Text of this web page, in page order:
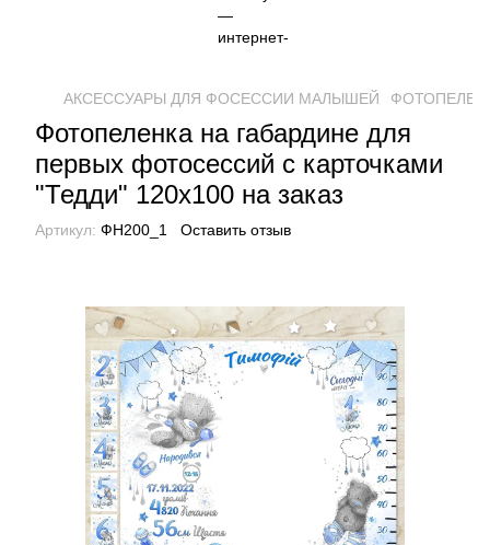
АКСЕССУАРЫ ДЛЯ ФОСЕССИИ МАЛЫШЕЙ
Фотопеленка на габардине для
первых фотосессий с карточками
"Тедди" 120х100 на заказ
Артикул: ФН200_1 Оставить отзыв